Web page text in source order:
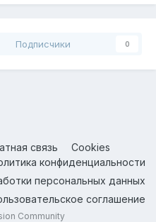
Подписчики 0
связь
Cookies
конфиденциальности
персональных данных
соглашение
Community